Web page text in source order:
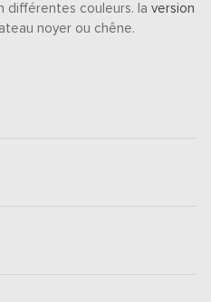
différentes couleurs. laversion
noyer ou chêne.